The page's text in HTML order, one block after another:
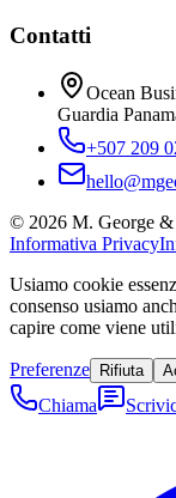
Contatti
Ocean
Guardia
+507 209
© 2026 M. George &
Informativa Privacy
Usiamo cookie
consenso usiamo
capire come viene
Preferenze Rifiuta
Chiama